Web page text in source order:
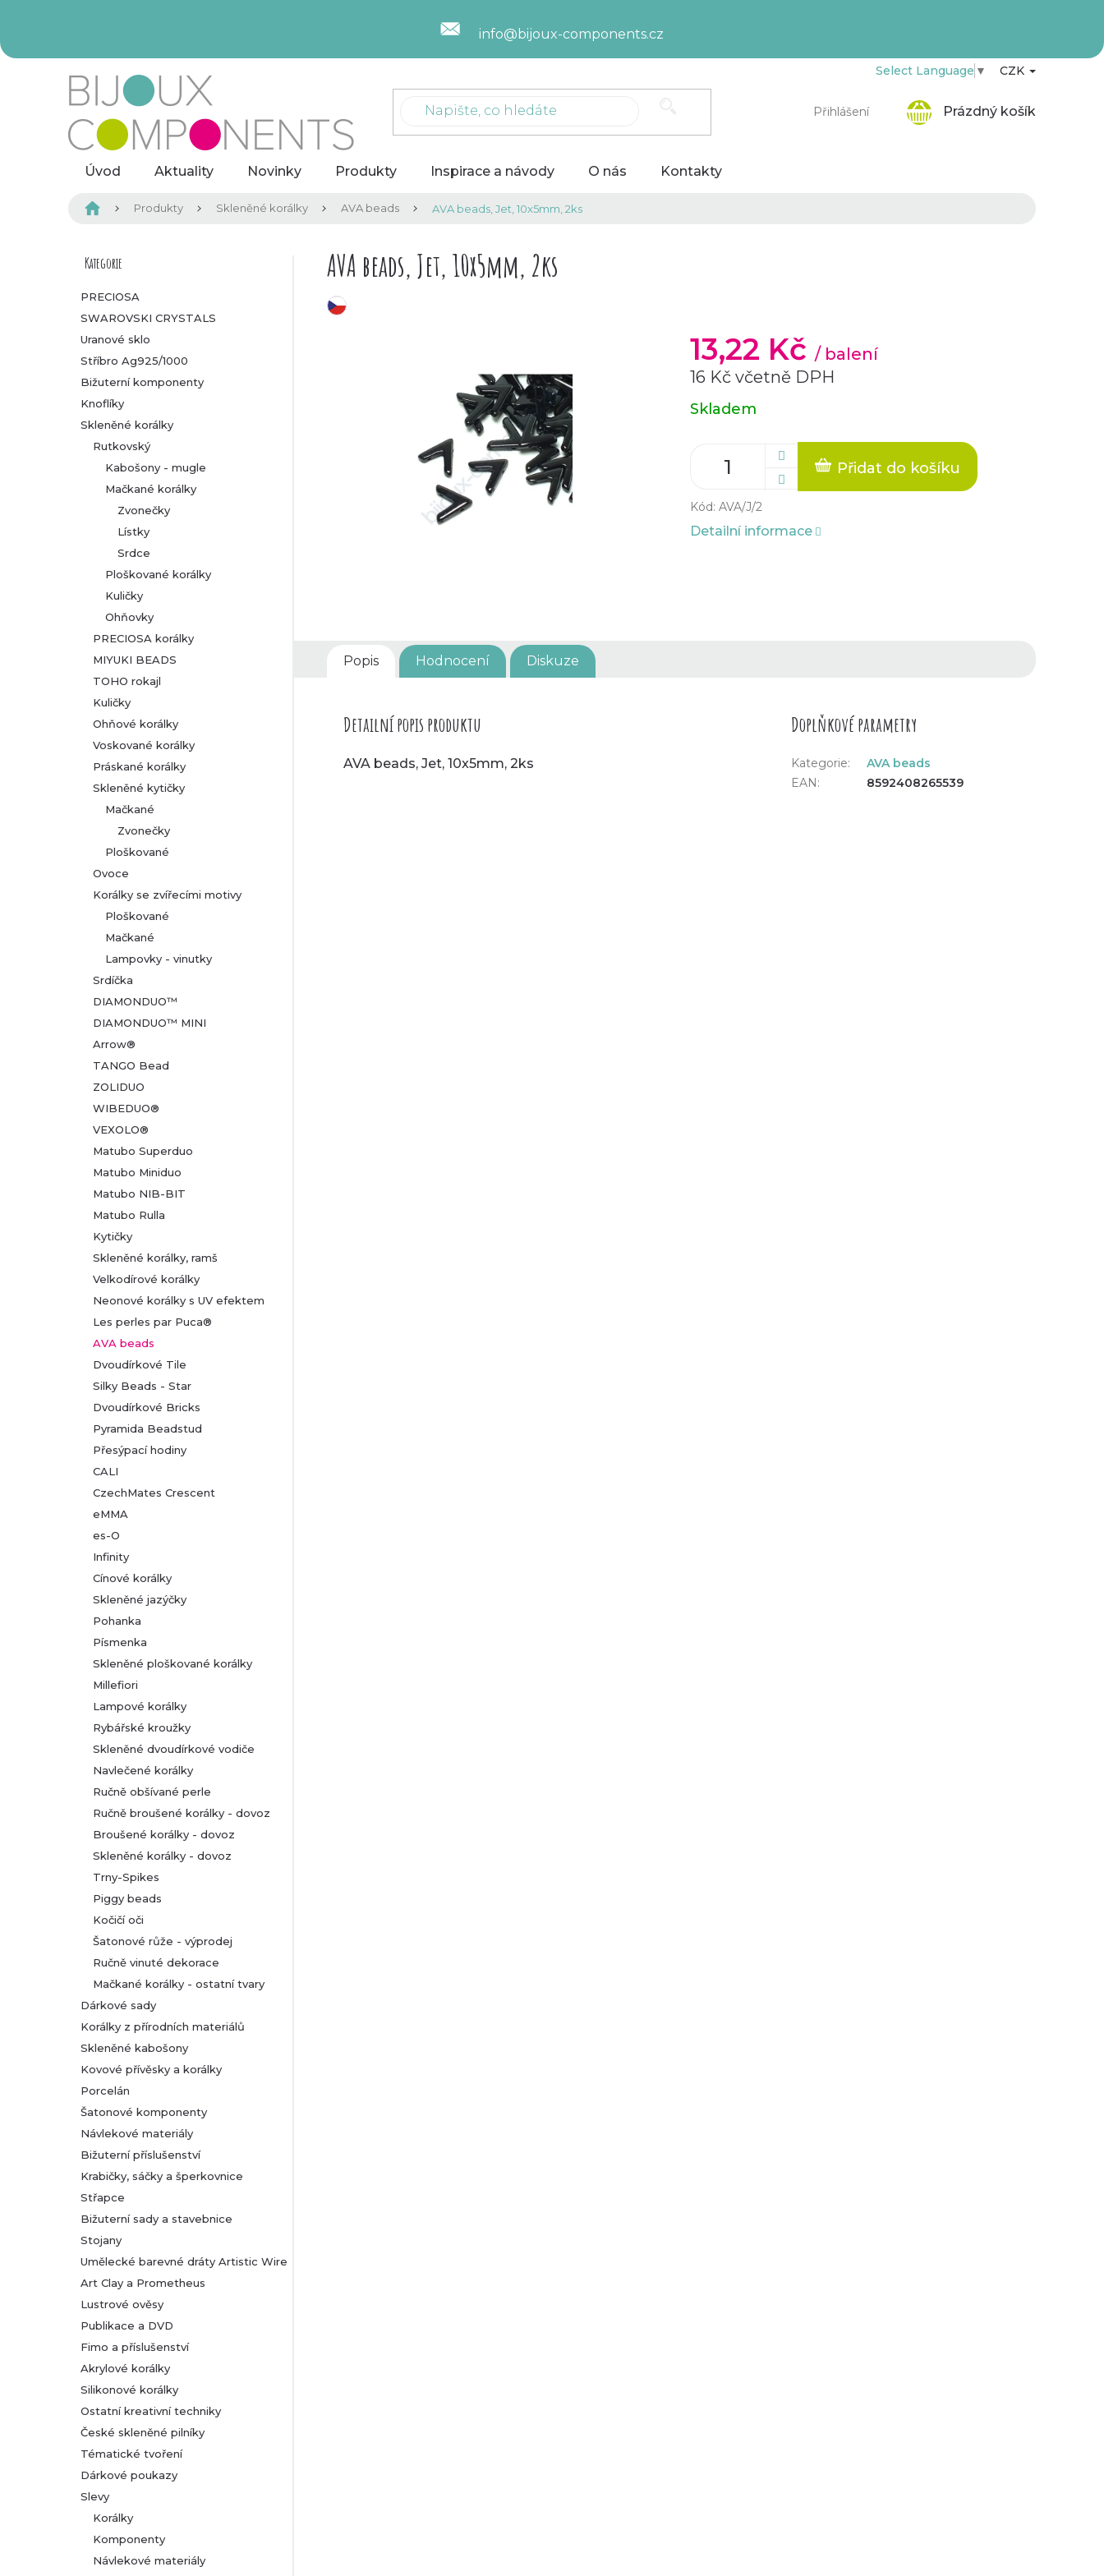
info@bijoux-components.cz
Přihlášení
Select Language ▼ CZK
Prázdný košík
Úvod Aktuality Novinky Produkty Inspirace a návody O nás Kontakty
Domů Produkty Skleněné korálky AVA beads AVA beads, Jet, 10x5mm, 2ks
P
o
s
t
r
a
n
Přeskočit
Kategorie
PRECIOSA
SWAROVSKI CRYSTALS
Uranové sklo
Stříbro Ag925/1000
Bižuterní komponenty
Knoflíky
Skleněné korálky
Rutkovský
Kabošony - mugle
Mačkané korálky
Zvonečky
Lístky
Srdce
Ploškované korálky
Kuličky
Ohňovky
PRECIOSA korálky
MIYUKI BEADS
TOHO rokajl
Kuličky
Ohňové korálky
Voskované korálky
Práskané korálky
Skleněné kytičky
Mačkané
Zvonečky
Ploškované
Ovoce
Korálky se zvířecími motivy
Ploškované
Mačkané
Lampovky - vinutky
Srdíčka
DIAMONDUO™
DIAMONDUO™ MINI
Arrow®
TANGO Bead
ZOLIDUO
WIBEDUO®
VEXOLO®
Matubo Superduo
Matubo Miniduo
Matubo NIB-BIT
Matubo Rulla
Kytičky
Skleněné korálky, ramš
Velkodírové korálky
Neonové korálky s UV efektem
Les perles par Puca®
AVA beads
Dvoudírkové Tile
Silky Beads - Star
Dvoudírkové Bricks
Pyramida Beadstud
Přesýpací hodiny
CALI
CzechMates Crescent
eMMA
es-O
Infinity
Cínové korálky
Skleněné jazýčky
Pohanka
Písmenka
Skleněné ploškované korálky
Millefiori
Lampové korálky
Rybářské kroužky
Skleněné dvoudírkové vodiče
Navlečené korálky
Ručně obšívané perle
Ručně broušené korálky - dovoz
Broušené korálky - dovoz
Skleněné korálky - dovoz
Trny-Spikes
Piggy beads
Kočičí oči
Šatonové růže - výprodej
Ručně vinuté dekorace
Mačkané korálky - ostatní tvary
Dárkové sady
Korálky z přírodních materiálů
Skleněné kabošony
Kovové přívěsky a korálky
Porcelán
Šatonové komponenty
Návlekové materiály
Bižuterní příslušenství
Krabičky, sáčky a šperkovnice
Střapce
Bižuterní sady a stavebnice
Stojany
Umělecké barevné dráty Artistic Wire
Art Clay a Prometheus
Lustrové ověsy
Publikace a DVD
Fimo a příslušenství
Akrylové korálky
Silikonové korálky
Ostatní kreativní techniky
České skleněné pilníky
Tématické tvoření
Dárkové poukazy
Slevy
Korálky
Komponenty
Návlekové materiály
AVA beads, Jet, 10x5mm, 2ks
13,22 Kč / balení
16 Kč včetně DPH
Měrná
cena:
Skladem
Přidat do košíku
Kód: AVA/J/2
Detailní informace
Popis Hodnocení Diskuze
Detailní popis produktu
AVA beads, Jet, 10x5mm, 2ks
Doplňkové parametry
Kategorie:
AVA beads
EAN: 8592408265539